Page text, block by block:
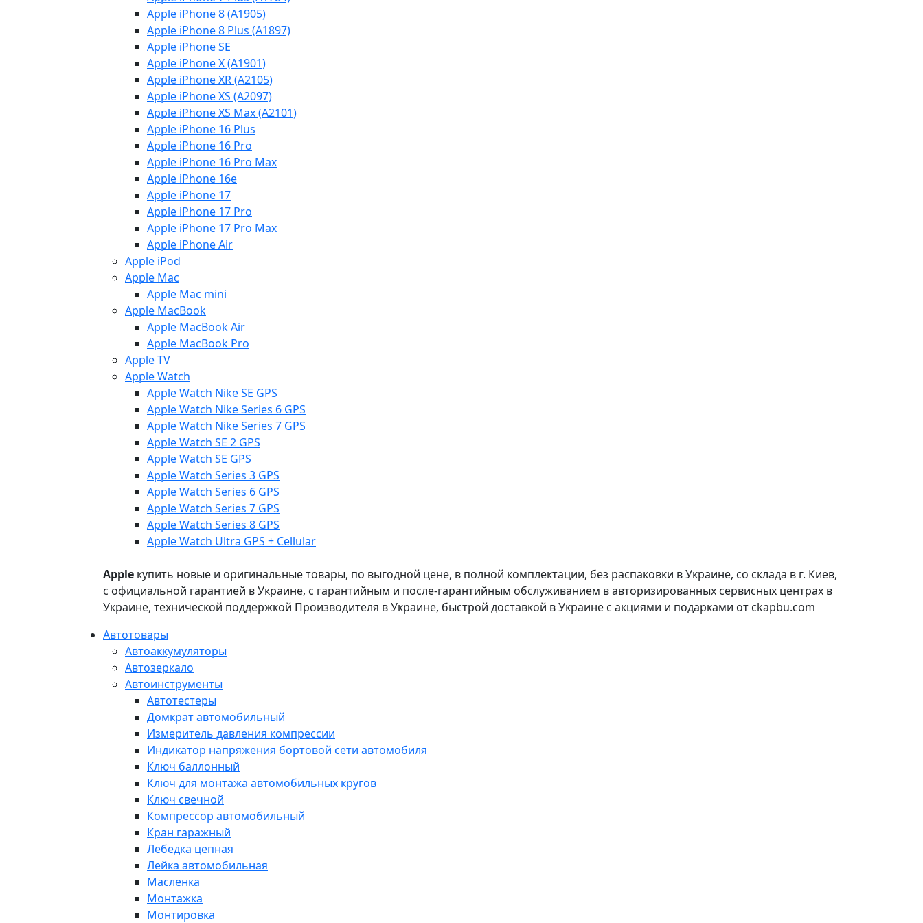
Apple iPhone 8 (A1905)
Apple iPhone 8 Plus (A1897)
Apple iPhone SE
Apple iPhone X (A1901)
Apple iPhone XR (A2105)
Apple iPhone XS (A2097)
Apple iPhone XS Max (A2101)
Apple iPhone 16 Plus
Apple iPhone 16 Pro
Apple iPhone 16 Pro Max
Apple iPhone 16e
Apple iPhone 17
Apple iPhone 17 Pro
Apple iPhone 17 Pro Max
Apple iPhone Air
Apple iPod
Apple Mac
Apple Mac mini
Apple MacBook
Apple MacBook Air
Apple MacBook Pro
Apple TV
Apple Watch
Apple Watch Nike SE GPS
Apple Watch Nike Series 6 GPS
Apple Watch Nike Series 7 GPS
Apple Watch SE 2 GPS
Apple Watch SE GPS
Apple Watch Series 3 GPS
Apple Watch Series 6 GPS
Apple Watch Series 7 GPS
Apple Watch Series 8 GPS
Apple Watch Ultra GPS + Cellular
Apple купить новые и оригинальные товары, по выгодной цене, в полной комплектации, без распаковки в Украине, со склада в г. Киев,
с официальной гарантией в Украине, с гарантийным и после-гарантийным обслуживанием в авторизированных сервисных центрах в
Украине, технической поддержкой Производителя в Украине, быстрой доставкой в Украине с акциями и подарками от ckapbu.com
Автотовары
Автоаккумуляторы
Автозеркало
Автоинструменты
Автотестеры
Домкрат автомобильный
Измеритель давления компрессии
Индикатор напряжения бортовой сети автомобиля
Ключ баллонный
Ключ для монтажа автомобильных кругов
Ключ свечной
Компрессор автомобильный
Кран гаражный
Лебедка цепная
Лейка автомобильная
Масленка
Монтажка
Монтировка